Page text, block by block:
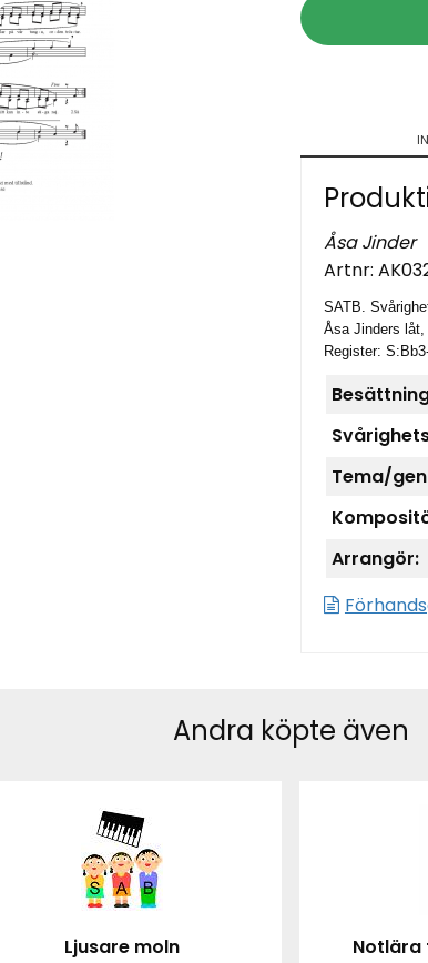
Åsa Jinder
Artnr:
SATB.
Åsa Jinders
Register:
Tema/
Arrangör:
Andra köpte även
Ljusare moln Notlära